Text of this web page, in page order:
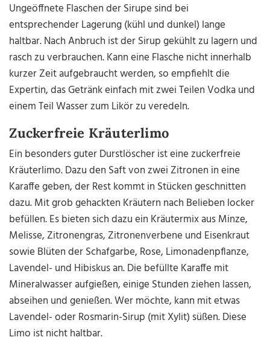
Ungeöffnete Flaschen der Sirupe sind bei
entsprechender Lagerung (kühl und dunkel) lange
haltbar. Nach Anbruch ist der Sirup gekühlt zu lagern und
rasch zu verbrauchen. Kann eine Flasche nicht innerhalb
kurzer Zeit aufgebraucht werden, so empfiehlt die
Expertin, das Getränk einfach mit zwei Teilen Vodka und
einem Teil Wasser zum Likör zu veredeln.
Zuckerfreie Kräuterlimo
Ein besonders guter Durstlöscher ist eine zuckerfreie
Kräuterlimo. Dazu den Saft von zwei Zitronen in eine
Karaffe geben, der Rest kommt in Stücken geschnitten
dazu. Mit grob gehackten Kräutern nach Belieben locker
befüllen. Es bieten sich dazu ein Kräutermix aus Minze,
Melisse, Zitronengras, Zitronenverbene und Eisenkraut
sowie Blüten der Schafgarbe, Rose, Limonadenpflanze,
Lavendel- und Hibiskus an. Die befüllte Karaffe mit
Mineralwasser aufgießen, einige Stunden ziehen lassen,
abseihen und genießen. Wer möchte, kann mit etwas
Lavendel- oder Rosmarin-Sirup (mit Xylit) süßen. Diese
Limo ist nicht haltbar.